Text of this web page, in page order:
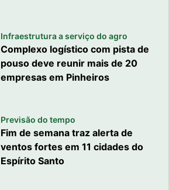
Infraestrutura a serviço do agro
Complexo logístico com pista de
pouso deve reunir mais de 20
empresas em Pinheiros
Previsão do tempo
Fim de semana traz alerta de
ventos fortes em 11 cidades do
Espírito Santo